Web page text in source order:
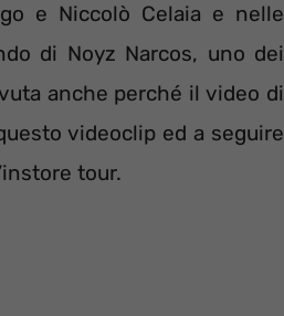
e Niccolò Celaia e nelle
di Noyz Narcos, uno dei
anche perché il video di
videoclip ed a seguire
tour.